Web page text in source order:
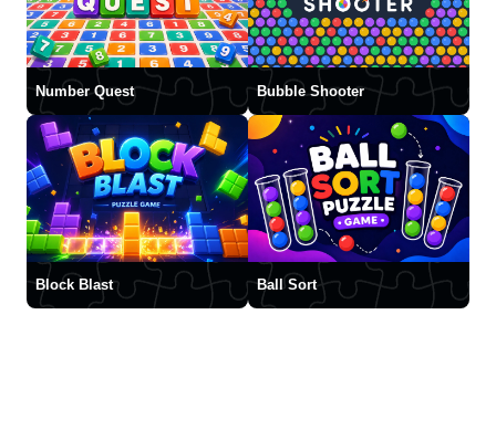
Number Quest Bubble Shooter
Block Blast Ball Sort